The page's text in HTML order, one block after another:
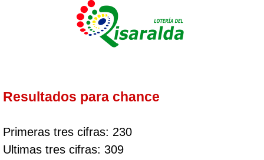
Resultados para chance
Primeras tres cifras: 230
Ultimas tres cifras: 309